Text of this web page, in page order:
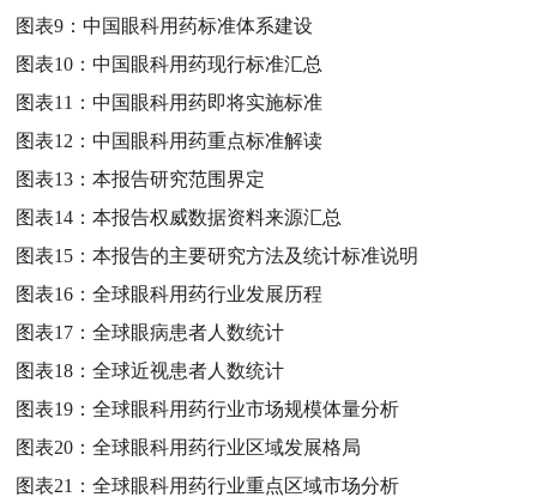
图表9：中国眼科用药标准体系建设
图表10：中国眼科用药现行标准汇总
图表11：中国眼科用药即将实施标准
图表12：中国眼科用药重点标准解读
图表13：本报告研究范围界定
图表14：本报告权威数据资料来源汇总
图表15：本报告的主要研究方法及统计标准说明
图表16：全球眼科用药行业发展历程
图表17：全球眼病患者人数统计
图表18：全球近视患者人数统计
图表19：全球眼科用药行业市场规模体量分析
图表20：全球眼科用药行业区域发展格局
图表21：全球眼科用药行业重点区域市场分析